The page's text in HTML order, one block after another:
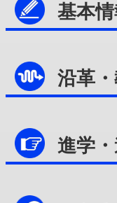
基本
沿革
進学